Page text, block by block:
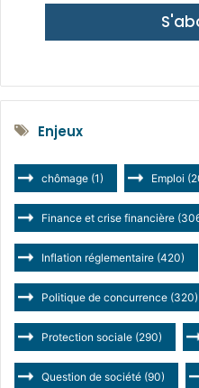
Enjeux
chômage (1) Emploi
Finance et crise financière
Inflation réglementaire (420)
Politique de concurrence (320)
Protection sociale (290)
Question de société (90)